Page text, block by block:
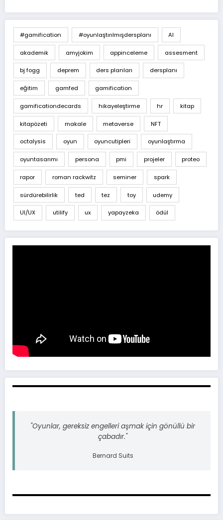
#gamification #oyunlaştırılmışdersplanı AI
akademik amyjokim appinceleme assesment
bj fogg deprem ders planları dersplanı
eğitim gamfed gamification
gamificationdecards hikayeleştirme hr kitap
kitapözeti makale metaverse NFT
octalysis oyun oyuncutipleri oyunlaştırma
oyuntasarımı persona pmi projeler proteo
rapor roman rackwitz seminer spark
sürdürebilirlik ted tez toy udemy
UI/UX utilify ux yapayzeka ödül
"Oyunlar, gereksiz engelleri aşmak için gönüllü bir
çabadır."
Bernard Suits